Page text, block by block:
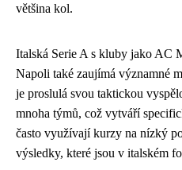
většina kol.
Italská Serie A s kluby jako AC
Napoli také zaujímá významné
je proslulá svou taktickou
mnoha týmů, což vytváří
často využívají kurzy na nízký
výsledky, které jsou v italském